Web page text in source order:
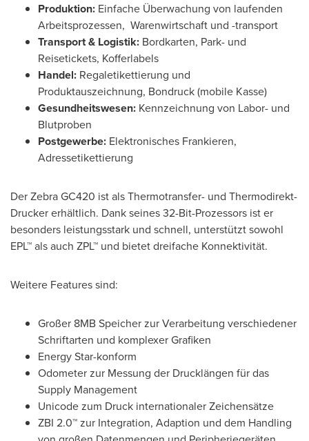
Produktion: Einfache Überwachung von laufenden
Arbeitsprozessen, Warenwirtschaft und -transport
Transport & Logistik: Bordkarten, Park- und
Reisetickets, Kofferlabels
Handel: Regaletikettierung und
Produktauszeichnung, Bondruck (mobile Kasse)
Gesundheitswesen: Kennzeichnung von Labor- und
Blutproben
Postgewerbe: Elektronisches Frankieren,
Adressetikettierung
Der Zebra GC420 ist als Thermotransfer- und Thermodirekt-
Drucker erhältlich. Dank seines 32-Bit-Prozessors ist er
besonders leistungsstark und schnell, unterstützt sowohl
EPL™ als auch ZPL™ und bietet dreifache Konnektivität.
Weitere Features sind:
Großer 8MB Speicher zur Verarbeitung verschiedener
Schriftarten und komplexer Grafiken
Energy Star-konform
Odometer zur Messung der Drucklängen für das
Supply Management
Unicode zum Druck internationaler Zeichensätze
ZBI 2.0™ zur Integration, Adaption und dem Handling